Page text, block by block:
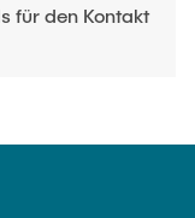
für den Kontakt